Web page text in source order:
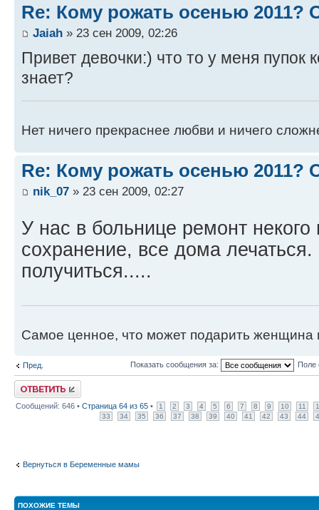
Re: Кому рожать осенью 2011?
Jaiah » 23 сен 2009, 02:26
Привет девочки:) что то у меня пупок
знает?
Нет ничего прекраснее любви и ничего
Re: Кому рожать осенью 2011?
nik_07 » 23 сен 2009, 02:27
У нас в больнице ремонт
сохранение, все дома
получиться.....
Самое ценное, что может подарить женщина
Пред. Показать сообщения за: Поле
Ответить
Сообщений: 646 • Страница 64 из 65 • 1 2 3 4 5 6 7 8 9 10 11
33
34 35 36 37 38 39 40 41 42 43 44
Вернуться в Беременные мамы
ПОХОЖИЕ ТЕМЫ